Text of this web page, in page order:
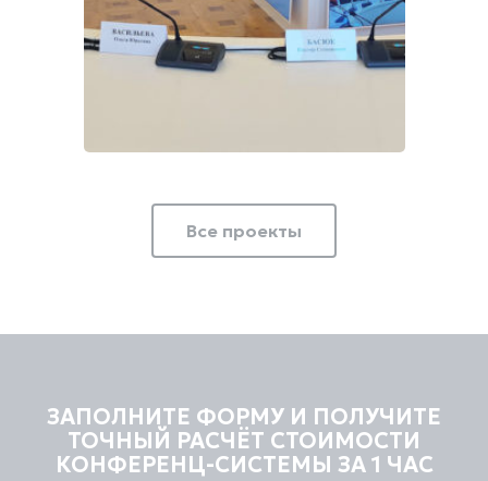
«Духовное наследие
России»
Все проекты
ЗАПОЛНИТЕ ФОРМУ И ПОЛУЧИТЕ
ТОЧНЫЙ РАСЧЁТ СТОИМОСТИ
КОНФЕРЕНЦ-СИСТЕМЫ ЗА 1 ЧАС